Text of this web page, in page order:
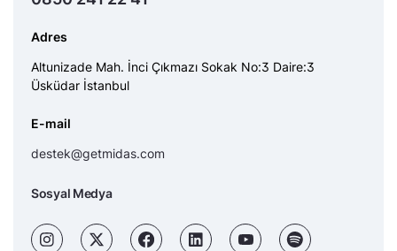
Adres
Altunizade Mah. İnci Çıkmazı Sokak No:3 Daire:3
Üsküdar İstanbul
E-mail
destek@getmidas.com
Sosyal Medya